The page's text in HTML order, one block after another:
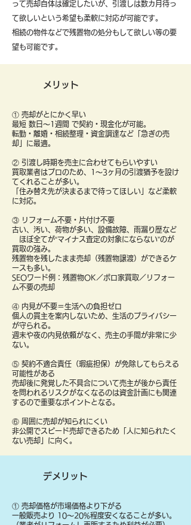
って売却自体は確定したいが、引渡しは数カ月待っ
て欲しいという希望も柔軟に対応が可能です。
​相続の物件などで残置物の処分もして欲しい等の要
望も可能です。
メリット
① 売却がとにかく早い
最短 数日〜1週間 で契約・現金化が可能。
転勤・離婚・相続整理・資金調達など「急ぎの売
却」に最適。
② 引渡し時期を売主に合わせてもらいやすい
買取業者はプロのため、1〜3ヶ月の引渡猶予を設け
てくれることが多い。
「住み替え先が決まるまで待ってほしい」など柔軟
に対応。
③ リフォーム不要・片付け不要
古い、汚い、荷物が多い、設備故障、雨漏り歴など
ほぼ全てが“マイナス査定の対象にならない”のが
買取の強み。
残置物を残したまま売却（残置物譲渡）ができるケ
ースも多い。
SEOワード例：残置物OK／ボロ家買取／リフォー
ム不要の売却
④ 内見が不要＝生活への負担ゼロ
個人の買主を案内しないため、生活のプライバシー
が守られる。
週末や夜の内見依頼がなく、売主の手間が非常に少
ない。
⑤ 契約不適合責任（瑕疵担保）が免除してもらえる
可能性がある
売却後に発覚した不具合について売主が後から責任
を問われるリスクがなくなるのは資金計画にも関連
するので重要なポイントとなる。
⑥ 周囲に売却が知られにくい
非公開でスピード売却できるため「人に知られたく
ない売却」に向く。
デメリット
① 売却価格が市場価格より下がる
一般販売より 10〜20%程度安くなることが多い。